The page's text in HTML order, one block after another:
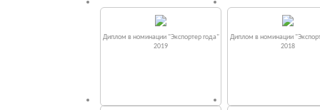
Диплом в номинации "Экспортер года"
2019
Диплом в номинации
2018